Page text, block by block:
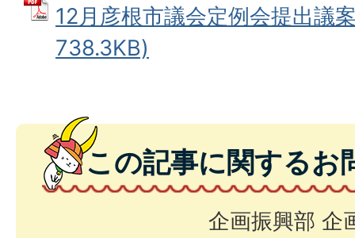
12月彦根市議会定例会提出議
738.3KB)
この記事に関するお
企画振興部 企